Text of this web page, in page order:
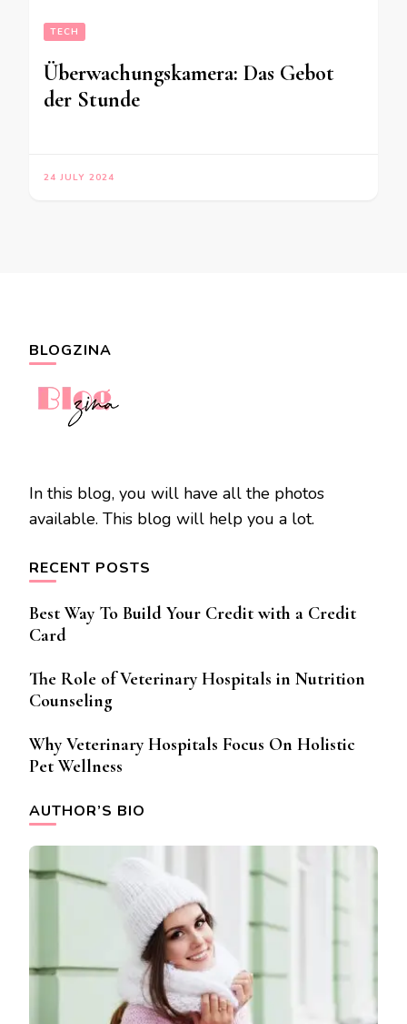
TECH
Überwachungskamera: Das Gebot
der Stunde
24 JULY 2024
BLOGZINA
In this blog, you will have all the photos
available. This blog will help you a lot.
RECENT POSTS
Best Way To Build Your Credit with a Credit
Card
The Role of Veterinary Hospitals in Nutrition
Counseling
Why Veterinary Hospitals Focus On Holistic
Pet Wellness
AUTHOR’S BIO